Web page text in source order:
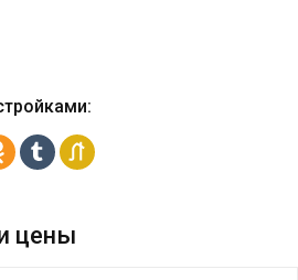
:
цены